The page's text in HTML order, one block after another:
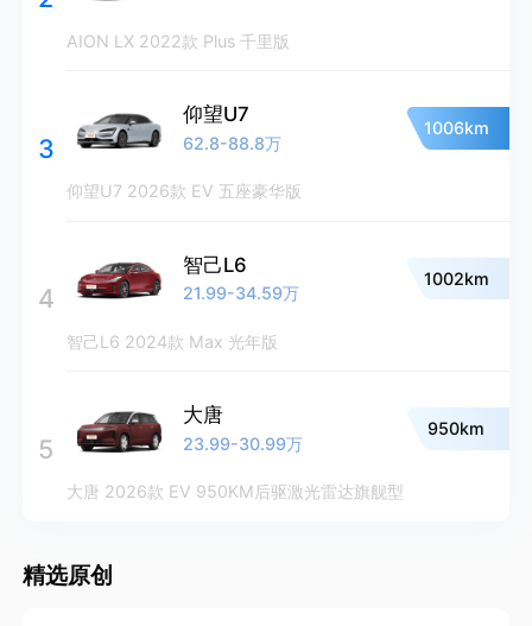
AION LX 2022款 Plus 千里版
3
仰望U7
62.8-88.8万
1006km
仰望U7 2026款 EV 五座豪华版
4
智己L6
21.99-34.59万
1002km
智己L6 2024款 Max 光年版
5
大唐
23.99-30.99万
950km
大唐 2026款 EV 950KM后驱激光雷达旗舰型
精选原创